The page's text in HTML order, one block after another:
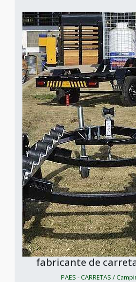
fabricante de
PAES - CARRETAS /